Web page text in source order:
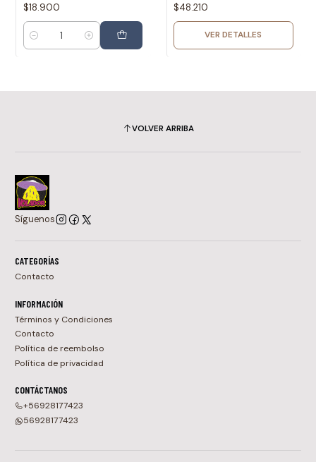
$18.900
Cantidad
$48.210
VER DETALLES
VOLVER ARRIBA
Síguenos
CATEGORÍAS
Contacto
INFORMACIÓN
Términos y Condiciones
Contacto
Política de reembolso
Política de privacidad
CONTÁCTANOS
+56928177423
56928177423